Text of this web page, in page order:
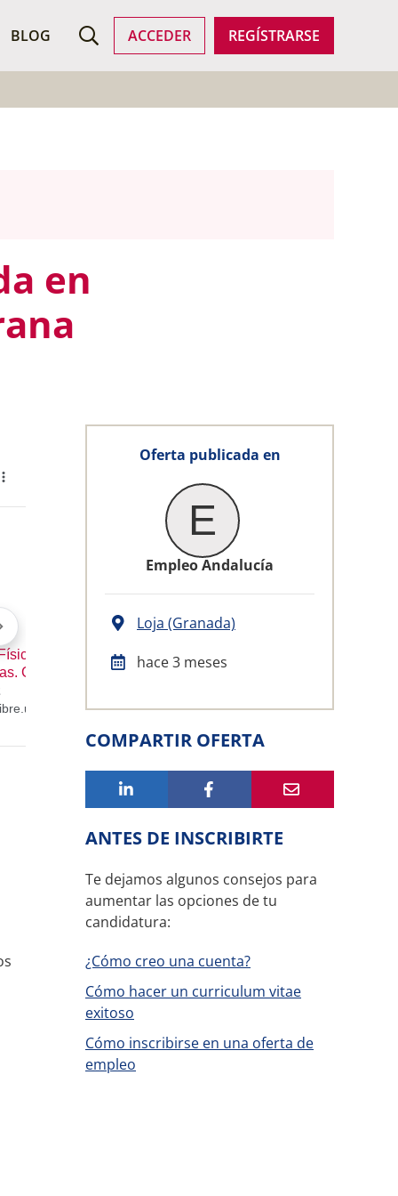
BLOG ACCEDER REGÍSTRARSE
EMPLEO
en
Oferta publicada en
E
Empleo Andalucía
Loja (Granada)
hace 3 meses
COMPARTIR OFERTA
ANTES DE INSCRIBIRTE
Te dejamos algunos consejos para
aumentar las opciones de tu
candidatura:
¿Cómo creo una cuenta?
Cómo hacer un curriculum vitae
exitoso
Cómo inscribirse en una oferta de
empleo